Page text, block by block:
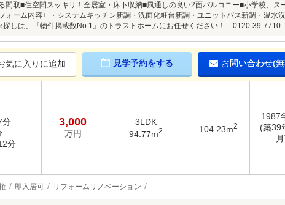
取■住空間スッキリ！全居室・床下収納■風通しの良い2面バルコニー■小学校、ス
ーム内容〉・システムキッチン新調・洗面化粧台新調・ユニットバス新調・温水
探しは、『物件掲載数No.1』のトラストホームにお任せください！ 0120-39-7710
気に入りに追加 見学予約をする お問い合わせ(
分
分
3,000
万円
3LDK
94.77m2 104.23m2
1987
(築39
即入居可 リフォームリノベーション